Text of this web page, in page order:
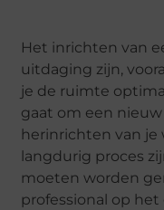
Het inrichten van
uitdaging zijn,
je de ruimte
gaat om een
herinrichten van
langdurig proces
moeten worden
professional op